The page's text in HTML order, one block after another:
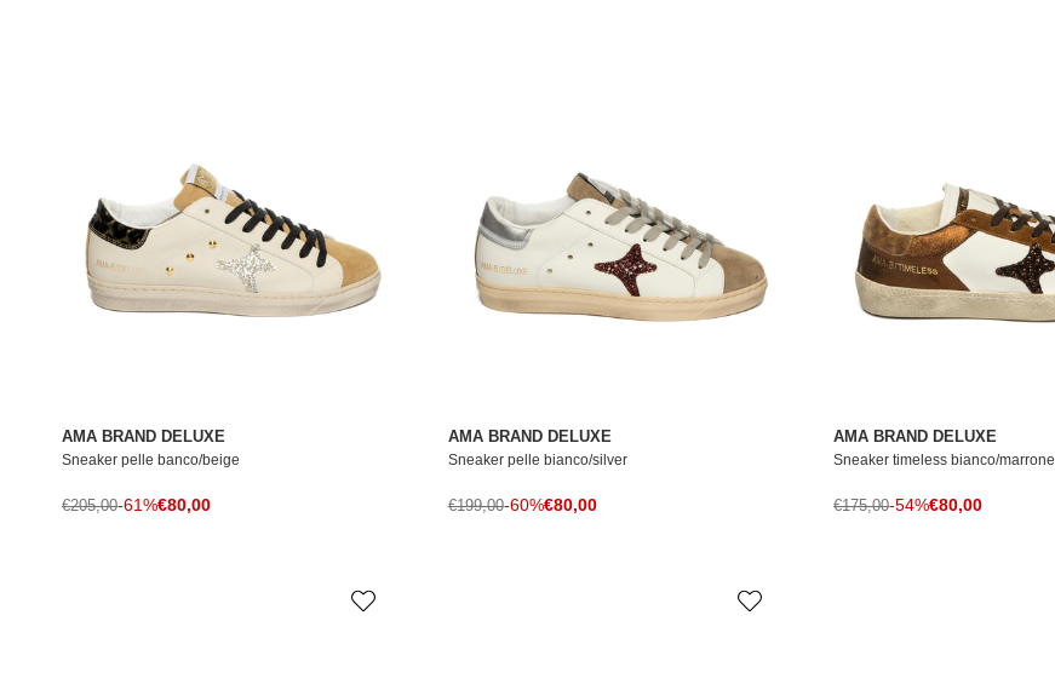
AMA BRAND DELUXE
Sneaker pelle banco/beige
Prezzo di vendita
€80,00
Prezzo normale
€205,00-61%
AMA BRAND DELUXE
Sneaker pelle bianco/silver
Prezzo di vendita
€80,00
Prezzo normale
€199,00-60%
AMA BRAND DELUXE
Sneaker timeless bianco/marrone
Prezzo di
€80,00
Prezzo normale
€175,00-54%